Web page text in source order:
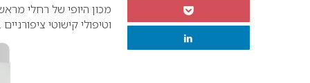
מכון היופי של רחלי
וטיפולי קישוטי